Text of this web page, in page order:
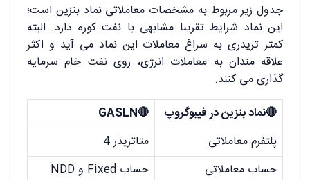
جدول زیر مربوط به مشخصات معاملاتی نماد بنزین است؛
این نماد شرایط تقریبا مشابهی با نفت کوره دارد. البته
کمتر تریدری به سراغ معاملات این نماد می آید و اکثر
علاقه مندان به معاملات انرژی، روی نفت خام سرمایه
گذاری می کنند.
🔴نماد بنزین در فیبوگروپ
🔴GASLN
پلتفرم معاملاتی
متاتریدر 4
حساب معاملاتی
حساب Fixed و NDD